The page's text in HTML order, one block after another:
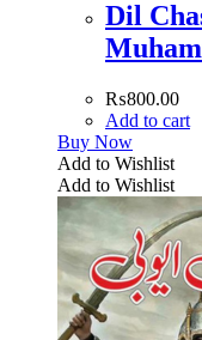
Dil
₨800.00
Add to cart
Buy Now
Add to Wishlist
Add to Wishlist